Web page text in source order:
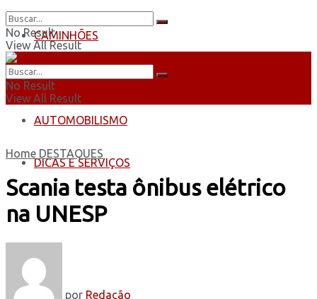
CAMINHÕES
ÔNIBUS
AUTOMOBILISMO
DICAS E SERVIÇOS
No Result
View All Result
No Result
View All Result
Home DESTAQUES
Scania testa ônibus elétrico
na UNESP
por Redação